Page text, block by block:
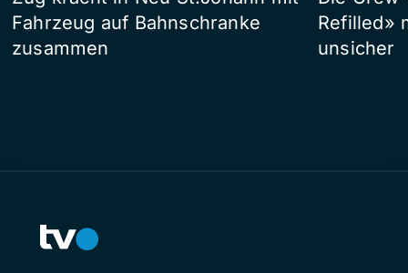
Fahrzeug auf Bahnschranke
zusammen
Refilled»
unsicher